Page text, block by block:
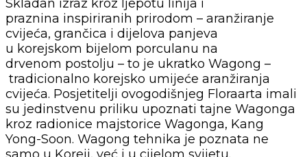
Skladan izraz kroz ljepotu linija i
praznina inspiriranih prirodom – aranžiranje
cvijeća, grančica i dijelova panjeva
u korejskom bijelom porculanu na
drvenom postolju – to je ukratko Wagong –
tradicionalno korejsko umijeće aranžiranja
cvijeća. Posjetitelji ovogodišnjeg Floraarta imali
su jedinstvenu priliku upoznati tajne Wagonga
kroz radionice majstorice Wagonga, Kang
Yong-Soon. Wagong tehnika je poznata ne